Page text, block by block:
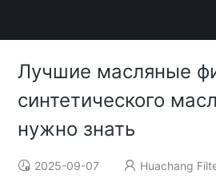
Лучшие масляные
синтетического
нужно знать
2025-09-07 Huachang